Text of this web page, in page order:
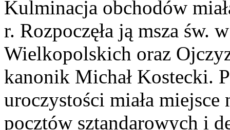
Kulminacja obchodów
r. Rozpoczęła ją msza św.
Wielkopolskich oraz
kanonik Michał Kostecki.
uroczystości miała
pocztów sztandarowych i